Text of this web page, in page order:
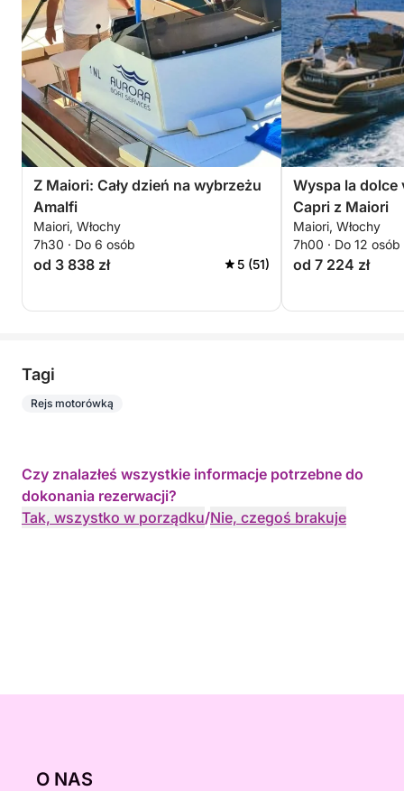
Z Maiori: Cały dzień na wybrzeżu
Amalfi
Maiori, Włochy
7h30 · Do 6 osób
od 3 838 zł 5 (51)
Wyspa la dolce
Capri z Maiori
Maiori, Włochy
7h00 · Do 12 osób
od 7 224 zł
Tagi
Rejs motorówką
Czy znalazłeś wszystkie informacje potrzebne do
dokonania rezerwacji?
Tak, wszystko w porządku/Nie, czegoś brakuje
O NAS